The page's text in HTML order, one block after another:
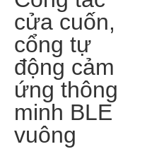
cửa cuốn,
cổng tự
động cảm
ứng thông
minh BLE
vuông